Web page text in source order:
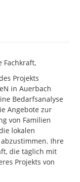
Fachkraft,
Projekts
in Auerbach
Bedarfsanalyse
Angebote zur
von Familien
lokalen
Ihre
die täglich mit
Projekts von